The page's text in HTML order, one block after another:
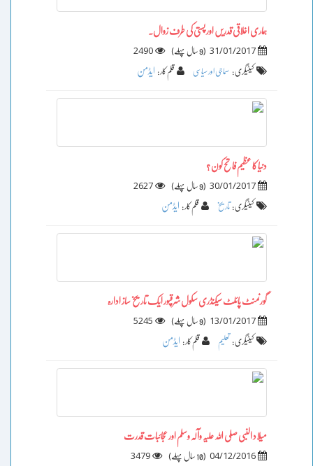
ہماری اخلاقی قدریں اور پستی کی طرف زوال۔
31/01/2017
(9 سال پہلے )
2490
کیٹیگری : سماجی اور سیاسی قلم کار : ایڈمن
دنیا کا عظیم فاتح کون ؟
30/01/2017
(9 سال پہلے )
2627
کیٹیگری : تاریخ قلم کار : ایڈمن
گورنمنٹ پائلٹ سیکنڈری سکول شرقپور ایک تاریخ ساز ادارہ
13/01/2017
(9 سال پہلے )
5245
کیٹیگری : تعلیم قلم کار : ایڈمن
میلاد النبی صلی اللہ علیہ وآلہ وسلم اور عجائبات قدرت
04/12/2016
(10 سال پہلے )
3479